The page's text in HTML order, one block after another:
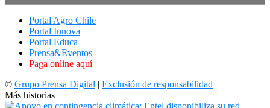
Portal Agro Chile
Portal Innova
Portal Educa
Prensa&Eventos
Paga online aquí
© Grupo Prensa Digital | Exclusión de responsabilidad
Más historias